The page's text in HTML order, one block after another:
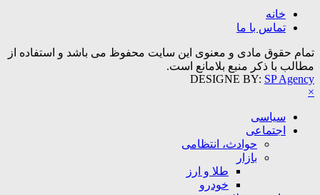
خانه
تماس با ما
تمام حقوق مادی و معنوی این سایت محفوظ می باشد و استفاده از
مطالب با ذکر منبع بلامانع است.
DESIGNE BY: SP Agency
×
سیاسی
اجتماعی
حوادث، انتظامی
بازار
طلا و ارز
خودرو